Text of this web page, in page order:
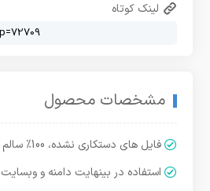
لینک کوتاه
مشخصات محصول
فایل های دستکاری نشده، 100% سالم و بدون ویروس
استفاده در بینهایت دامنه و وبسایت